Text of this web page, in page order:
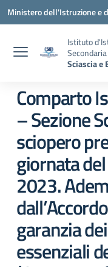
Vai ai contenuti
Vai al menu di navigazione
Vai al footer
Ministero dell'Istruzione e
Istituto
Sciascia e
Comparto
– Sezione
sciopero
giornata
2023.
garanzia
essenziali